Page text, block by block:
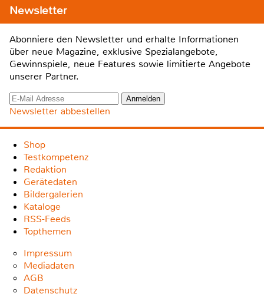
Newsletter
Abonniere den Newsletter und erhalte Informationen
über neue Magazine, exklusive Spezialangebote,
Gewinnspiele, neue Features sowie limitierte Angebote
unserer Partner.
Newsletter abbestellen
Shop
Testkompetenz
Redaktion
Gerätedaten
Bildergalerien
Kataloge
RSS-Feeds
Topthemen
Impressum
Mediadaten
AGB
Datenschutz